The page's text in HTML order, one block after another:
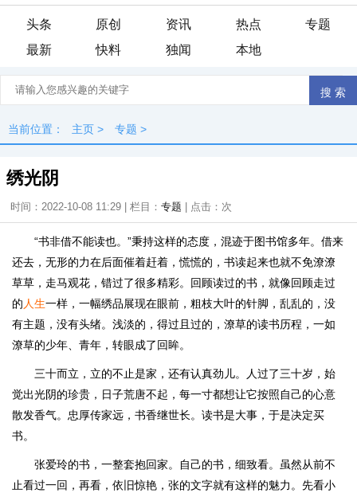
头条 原创 资讯 热点
专题
最新
快料 独闻 本地
当前位置： 主页 > 专题 >
绣光阴
时间：2022-10-08 11:29 | 栏目： 专题 | 点击： 次
“书非借不能读也。”秉持这样的态度，混迹于图书馆多年。借来
还去，无形的力在后面催着赶着，慌慌的，书读起来也就不免潦潦
草草，走马观花，错过了很多精彩。回顾读过的书，就像回顾走过
的 人生一样，一幅绣品展现在眼前，粗枝大叶的针脚，乱乱的，没
有主题，没有头绪。浅淡的，得过且过的，潦草的读书历程，一如
潦草的少年、青年，转眼成了回眸。
三十而立，立的不止是家，还有认真劲儿。人过了三十岁，始
觉出光阴的珍贵，日子荒唐不起，每一寸都想让它按照自己的心意
散发香气。忠厚传家远，书香继世长。读书是大事，于是决定买
书。
张爱玲的书，一整套抱回家。自己的书，细致看。虽然从前不
止看过一回，再看，依旧惊艳，张的文字就有这样的魅力。先看小